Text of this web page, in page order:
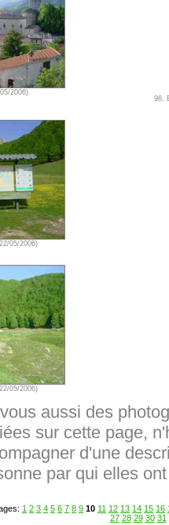
2006)
96.
05/2006)
05/2006)
aussi des
sur cette page,
d'une
par qui elles
1 2 3 4 5 6 7 8 9 10 11 12 13 14 15 16
27 28 29 30 31